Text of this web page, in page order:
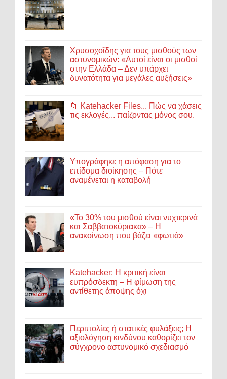
Χρυσοχοΐδης για τους μισθούς των
αστυνομικών: «Αυτοί είναι οι μισθοί
στην Ελλάδα – Δεν υπάρχει
δυνατότητα για μεγάλες αυξήσεις»
📁 Katehacker Files... Πώς να χάσεις
τις εκλογές... παίζοντας μόνος σου.
Υπογράφηκε η απόφαση για το
επίδομα διοίκησης – Πότε
αναμένεται η καταβολή
«Το 30% του μισθού είναι νυχτερινά
και Σαββατοκύριακα» – Η
ανακοίνωση που βάζει «φωτιά»
Katehacker: Η κριτική είναι
ευπρόσδεκτη – Η φίμωση της
αντίθετης άποψης όχι
Περιπολίες ή στατικές φυλάξεις; Η
αξιολόγηση κινδύνου καθορίζει τον
σύγχρονο αστυνομικό σχεδιασμό